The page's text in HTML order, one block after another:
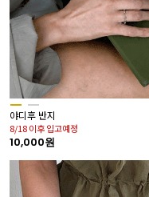
야디후 반지
8/18 이후 입고예정
10,000원